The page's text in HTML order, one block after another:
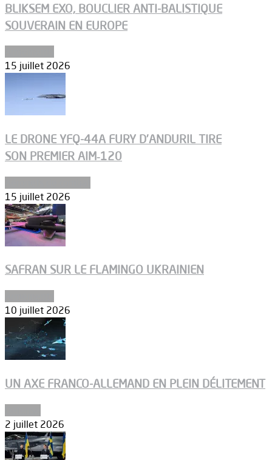
BLIKSEM EXO, BOUCLIER ANTI-BALISTIQUE
SOUVERAIN EN EUROPE
15 juillet 2026
LE DRONE YFQ-44A FURY D’ANDURIL TIRE
SON PREMIER AIM‑120
15 juillet 2026
SAFRAN SUR LE FLAMINGO UKRAINIEN
10 juillet 2026
UN AXE FRANCO-ALLEMAND EN PLEIN DÉLITEMENT
2 juillet 2026